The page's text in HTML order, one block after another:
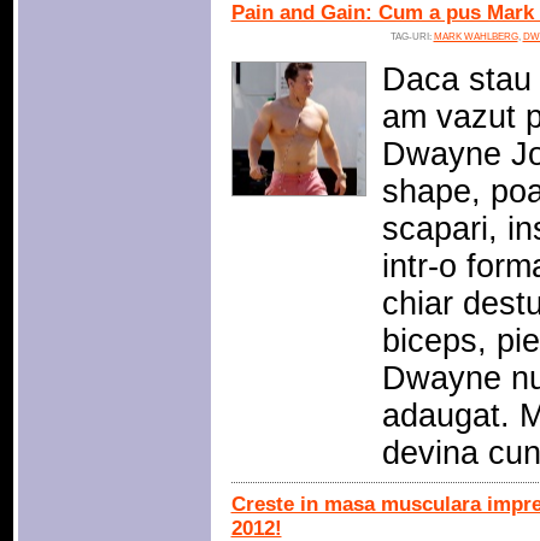
Pain and Gain: Cum a pus
TAG-URI: MARK WAHLBERG,
Daca
am vazut
Dwayne
shape,
scapari,
intr-o
chiar
biceps,
Dwayne
adaugat.
devina
Creste in masa musculara
2012!